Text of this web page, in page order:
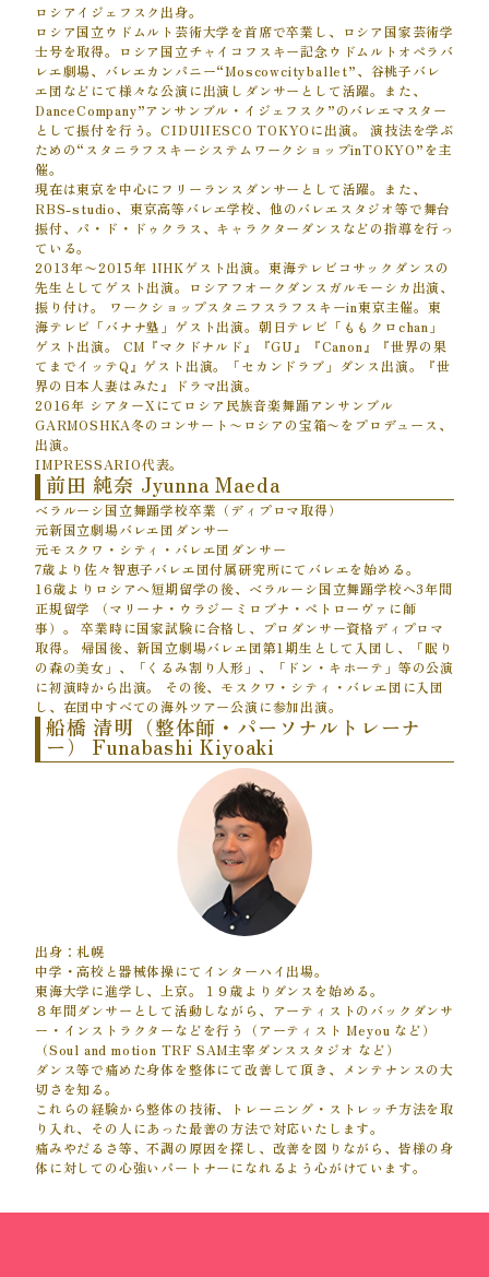
ロシアイジェフスク出身。
ロシア国立ウドムルト芸術大学を首席で卒業し、ロシア国家芸術学
士号を取得。ロシア国立チャイコフスキー記念ウドムルトオペラバ
レエ劇場、バレエカンパニー“Moscowcityballet”、谷桃子バレ
エ団などにて様々な公演に出演しダンサーとして活躍。また、
DanceCompany”アンサンブル・イジェフスク”のバレエマスター
として振付を行う。CIDUNESCO TOKYOに出演。 演技法を学ぶ
ための“スタニラフスキーシステムワークショップinTOKYO”を主
催。
現在は東京を中心にフリーランスダンサーとして活躍。また、
RBS-studio、東京高等バレエ学校、他のバレエスタジオ等で舞台
振付、パ・ド・ドゥクラス、キャラクターダンスなどの指導を行っ
ている。
2013年〜2015年 NHKゲスト出演。東海テレビコサックダンスの
先生としてゲスト出演。ロシアフオークダンスガルモーシカ出演、
振り付け。 ワークショップスタニフスラフスキーin東京主催。東
海テレビ「バナナ塾」ゲスト出演。朝日テレビ「ももクロchan」
ゲスト出演。 CM『マクドナルド』『GU』『Canon』『世界の果
てまでイッテQ』ゲスト出演。「セカンドラブ」ダンス出演。『世
界の日本人妻はみた』ドラマ出演。
2016年 シアターXにてロシア民族音楽舞踊アンサンブル
GARMOSHKA冬のコンサート〜ロシアの宝箱〜をプロデュース、
出演。
IMPRESSARIO代表。
前田 純奈 Jyunna Maeda
ベラルーシ国立舞踊学校卒業（ディプロマ取得）
元新国立劇場バレエ団ダンサー
元モスクワ・シティ・バレエ団ダンサー
7歳より佐々智恵子バレエ団付属研究所にてバレエを始める。
16歳よりロシアへ短期留学の後、ベラルーシ国立舞踊学校へ3年間
正規留学 （マリーナ・ウラジーミロブナ・ペトローヴァに師
事）。 卒業時に国家試験に合格し、プロダンサー資格ディプロマ
取得。 帰国後、新国立劇場バレエ団第1期生として入団し、「眠り
の森の美女」、「くるみ割り人形」、「ドン・キホーテ」等の公演
に初演時から出演。 その後、モスクワ・シティ・バレエ団に入団
し、在団中すべての海外ツアー公演に参加出演。
船橋 清明（整体師・パーソナルトレーナ
ー） Funabashi Kiyoaki
出身：札幌
中学・高校と器械体操にてインターハイ出場。
東海大学に進学し、上京。１９歳よりダンスを始める。
８年間ダンサーとして活動しながら、アーティストのバックダンサ
ー・インストラクターなどを行う（アーティスト Meyou など）
（Soul and motion TRF SAM主宰ダンススタジオ など）
ダンス等で痛めた身体を整体にて改善して頂き、メンテナンスの大
切さを知る。
これらの経験から整体の技術、トレーニング・ストレッチ方法を取
り入れ、その人にあった最善の方法で対応いたします。
痛みやだるさ等、不調の原因を探し、改善を図りながら、皆様の身
体に対しての心強いパートナーになれるよう心がけています。